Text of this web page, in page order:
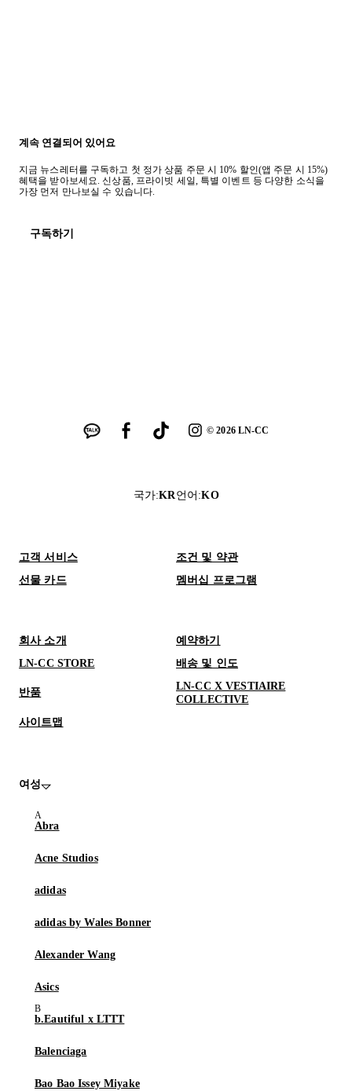
계속 연결되어 있어요
지금 뉴스레터를 구독하고 첫 정가 상품 주문 시 10% 할인(앱 주문 시 15%)
혜택을 받아보세요. 신상품, 프라이빗 세일, 특별 이벤트 등 다양한 소식을
가장 먼저 만나보실 수 있습니다.
구독하기
©2026LN-CC
국가:KR 언어 :KO
고객 서비스
조건 및 약관
선물 카드
멤버십 프로그램
회사 소개
예약하기
LN-CC STORE
배송 및 인도
반품
LN-CC X VESTIAIRE
COLLECTIVE
사이트맵
여성
Abra
Acne Studios
adidas
adidas by Wales Bonner
Alexander Wang
Asics
b.Eautiful x LTTT
Balenciaga
Bao Bao Issey Miyake